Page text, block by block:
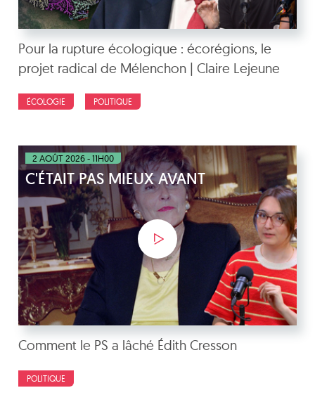
Pour la rupture écologique : écorégions, le
projet radical de Mélenchon | Claire Lejeune
ÉCOLOGIE POLITIQUE
2 AOÛT 2026 - 11H00
C'ÉTAIT PAS MIEUX AVANT
Comment le PS a lâché Édith Cresson
POLITIQUE